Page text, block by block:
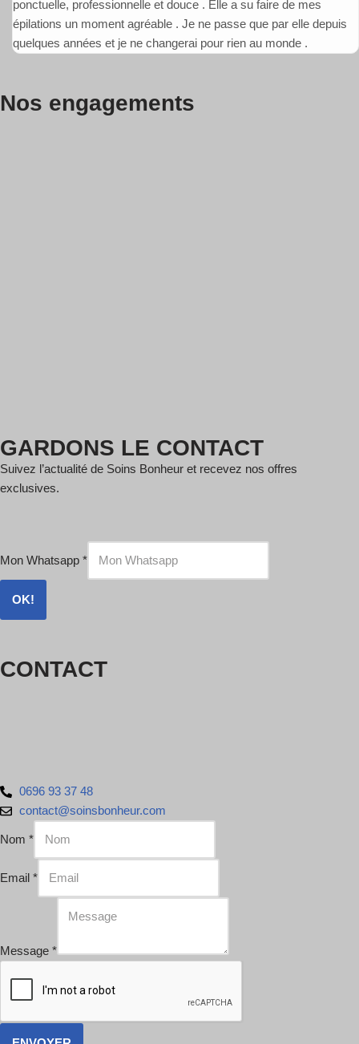
ponctuelle, professionnelle et douce . Elle a su faire de mes
épilations un moment agréable . Je ne passe que par elle depuis
quelques années et je ne changerai pour rien au monde .
Nos engagements
GARDONS LE CONTACT
Suivez l’actualité de Soins Bonheur et recevez nos offres
exclusives.
Mon Whatsapp *
OK!
CONTACT
0696 93 37 48
contact@soinsbonheur.com
Nom *
Email *
Message *